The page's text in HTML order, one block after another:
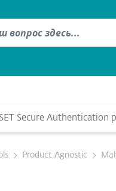
Secure
Product Agnostic